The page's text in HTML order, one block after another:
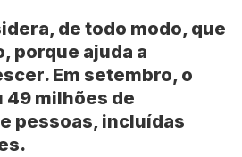
de todo modo, que
porque ajuda a
Em setembro, o
49 milhões de
pessoas, incluídas